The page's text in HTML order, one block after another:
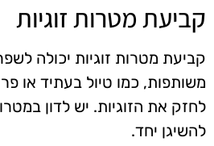
קביעת מטרות זוגיות
קביעת מטרות זוגיות יכולה
משותפות, כמו טיול בעתיד או
לחזק את הזוגיות. יש לדון
להשיגן יחד.